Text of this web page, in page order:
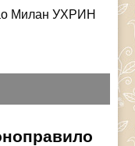
Милан УХРИН